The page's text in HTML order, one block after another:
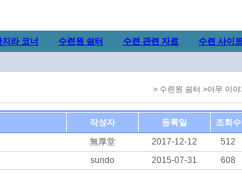
지라 코너 수련원 쉼터 수련 관련 자료 수련 사이
> 수련원 쉼터 >아무 이야
작성자 등록일
조회수
無厚堂 2017-12-12
512
sundo 2015-07-31
608